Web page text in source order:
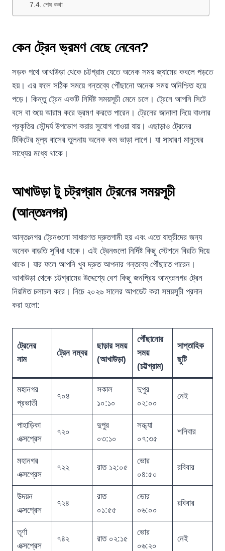
শেষ কথা
কেন ট্রেন ভ্রমণ বেছে নেবেন?
সড়ক পথে আখাউড়া থেকে চট্টগ্রাম যেতে অনেক সময় জ্যামের কবলে পড়তে
হয়। এর ফলে সঠিক সময়ে গন্তব্যে পৌঁছানো অনেক সময় অনিশ্চিত হয়ে
পড়ে। কিন্তু ট্রেন একটি নির্দিষ্ট সময়সূচী মেনে চলে। ট্রেনে আপনি সিটে
বসে বা শুয়ে আরাম করে ভ্রমণ করতে পারেন। ট্রেনের জানালা দিয়ে বাংলার
প্রকৃতির সৌন্দর্য উপভোগ করার সুযোগ পাওয়া যায়। এছাড়াও ট্রেনের
টিকিটের মূল্য বাসের তুলনায় অনেক কম ভাড়া লাগে। যা সাধারণ মানুষের
সাধ্যের মধ্যে থাকে।
আখাউড়া টু চট্রগ্রাম ট্রেনের সময়সূচী
(আন্তঃনগর)
আন্তঃনগর ট্রেনগুলো সাধারণত দ্রুতগামী হয় এবং এতে যাত্রীদের জন্য
অনেক বাড়তি সুবিধা থাকে। এই ট্রেনগুলো নির্দিষ্ট কিছু স্টেশনে বিরতি দিয়ে
থাকে। যার ফলে আপনি খুব দ্রুত আপনার গন্তব্যে পৌঁছাতে পারেন।
আখাউড়া থেকে চট্টগ্রামের উদ্দেশ্যে বেশ কিছু জনপ্রিয় আন্তঃনগর ট্রেন
নিয়মিত চলাচল করে। নিচে ২০২৬ সালের আপডেট করা সময়সূচী প্রদান
করা হলো:
ট্রেনের
নাম
ট্রেন নম্বর
ছাড়ার সময়
(আখাউড়া)
পৌঁছানোর
সময়
(চট্টগ্রাম)
সাপ্তাহিক
ছুটি
মহানগর
প্রভাতী
৭০৪
সকাল
১০:১০
দুপুর
০২:০০
নেই
পাহাড়িকা
এক্সপ্রেস
৭২০
দুপুর
০৩:১০
সন্ধ্যা
০৭:৩৫
শনিবার
মহানগর
এক্সপ্রেস
৭২২ রাত ১২:০৫
ভোর
০৪:৫০
রবিবার
উদয়ন
এক্সপ্রেস
৭২৪
রাত
০১:৫৫
ভোর
০৬:০০
রবিবার
তূর্ণা
এক্সপ্রেস
৭৪২ রাত ০২:১৫
ভোর
০৬:২০
নেই